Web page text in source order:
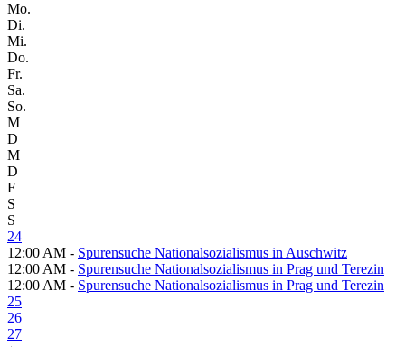
Mo.
Di.
Mi.
Do.
Fr.
Sa.
So.
M
D
M
D
F
S
S
24
12:00 AM - Spurensuche Nationalsozialismus in Auschwitz
12:00 AM - Spurensuche Nationalsozialismus in Prag und Terezin
12:00 AM - Spurensuche Nationalsozialismus in Prag und Terezin
25
26
27